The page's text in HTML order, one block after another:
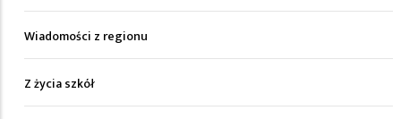
Wiadomości z regionu
Z życia szkół